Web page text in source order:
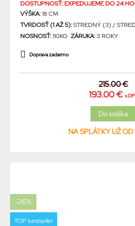
DOSTUPNOSŤ: EXPEDUJEME DO 24
VÝŠKA:18 CM
TVRDOSŤ (1 AŽ 5):STREDNÝ (3) /
NOSNOSŤ:110KG ZÁRUKA:3 ROKY
Doprava zadarmo
215.00 €
193.00 € s
NA SPLÁTKY UŽ
-26%
TOP bestseller